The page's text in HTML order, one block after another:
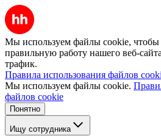
Мы используем файлы cookie, чтобы
правильную работу нашего веб-
трафик.
Правила использования файлов
Мы используем файлы cookie.
файлов cookie
Понятно
Ищу сотрудника